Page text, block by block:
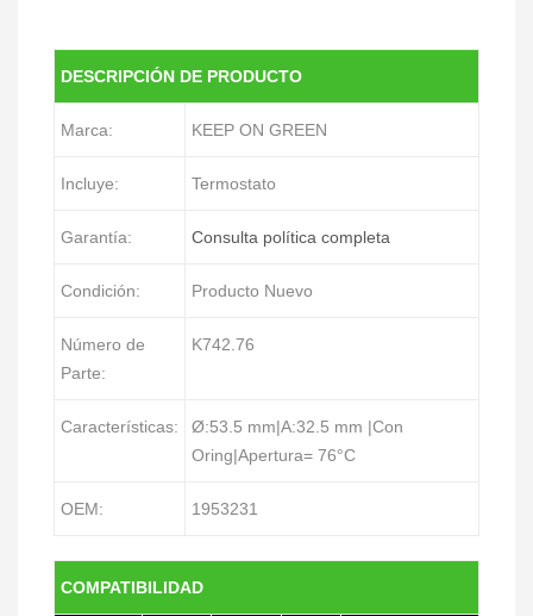
DESCRIPCIÓN DE PRODUCTO
Marca: KEEP ON GREEN
Incluye: Termostato
Garantía: Consulta política completa
Condición: Producto Nuevo
Número de
Parte:
K742.76
Características:
Ø:53.5 mm|A:32.5 mm |Con
Oring|Apertura= 76°C
OEM: 1953231
COMPATIBILIDAD